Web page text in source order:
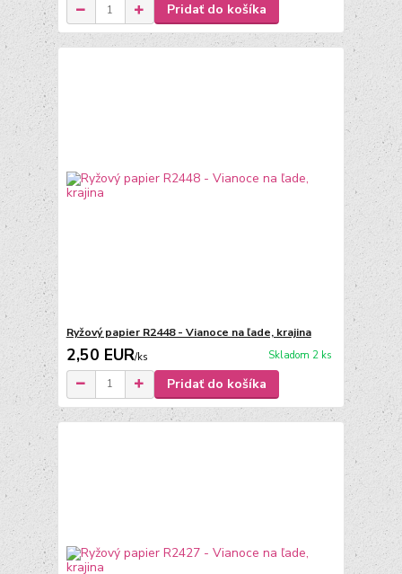
Pridať do košíka
Ryžový papier R2448 - Vianoce na ľade, krajina
2,50 EUR/ks Skladom 2 ks
Pridať do košíka